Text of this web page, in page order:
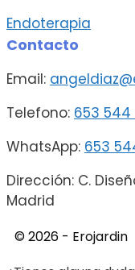
Endoterapia
Contacto
Email:
Telefono: 653 544
WhatsApp: 653
Dirección: C.
Madrid
© 2026 - Erojardin